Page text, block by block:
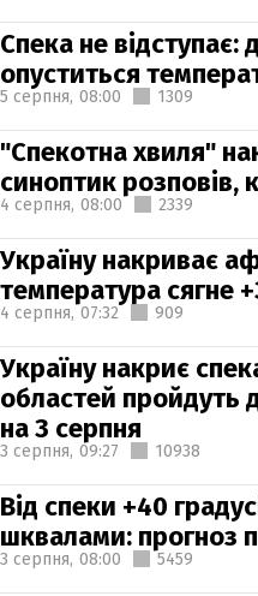
Спека не відступає:
опуститься
5 серпня, 08:00 1309
"Спекотна хвиля"
синоптик розповів,
4 серпня, 08:00 2339
Україну накриває
температура сягне
4 серпня, 07:32 909
Україну накриє
областей пройдуть
на 3 серпня
3 серпня, 09:27 10938
Від спеки +40
шквалами: прогноз
3 серпня, 08:00 5459